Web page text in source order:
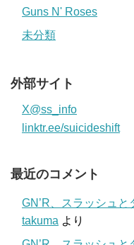
Guns N' Roses
未分類
外部サイト
X@ss_info
linktr.ee/suicideshift
最近のコメント
GN’R、スラッシュ
takuma より